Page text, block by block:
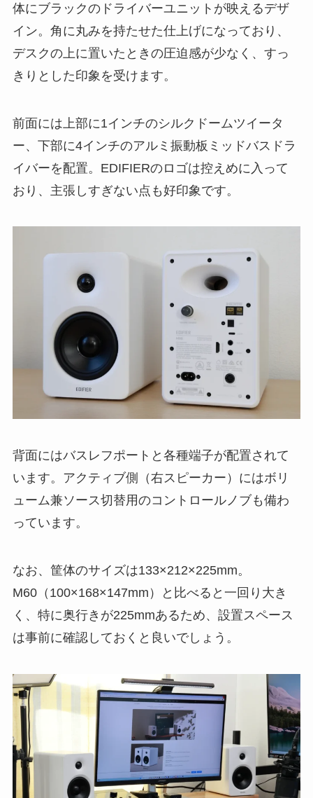
体にブラックのドライバーユニットが映えるデザ
イン。角に丸みを持たせた仕上げになっており、
デスクの上に置いたときの圧迫感が少なく、すっ
きりとした印象を受けます。
前面には上部に1インチのシルクドームツイータ
ー、下部に4インチのアルミ振動板ミッドバスドラ
イバーを配置。EDIFIERのロゴは控えめに入って
おり、主張しすぎない点も好印象です。
背面にはバスレフポートと各種端子が配置されて
います。アクティブ側（右スピーカー）にはボリ
ューム兼ソース切替用のコントロールノブも備わ
っています。
なお、筐体のサイズは133×212×225mm。
M60（100×168×147mm）と比べると一回り大き
く、特に奥行きが225mmあるため、設置スペース
は事前に確認しておくと良いでしょう。